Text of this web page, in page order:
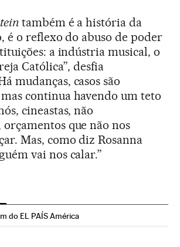
também é a história da
é o reflexo do abuso de poder
a indústria musical, o
Católica”, desfia
mudanças, casos são
continua havendo um teto
cineastas, não
orçamentos que não nos
Mas, como diz Rosanna
vai nos calar.”
do EL PAÍS América
en Twitter
Brasil en Instagram
El País Brasil en Facebook